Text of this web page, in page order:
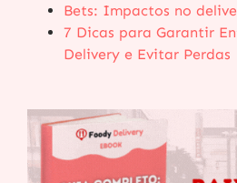
Bets: Impactos no
7 Dicas para Garantir
Delivery e Evitar Perdas